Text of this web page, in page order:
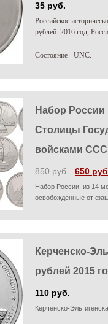
35 руб.
Российское
рублей. 2016 год,
Состояние - UNC.
Набор России
Столицы
войсками
850 руб. 650
Набор России из 14
освобожденные от
Керченско-
рублей 2015
110 руб.
Керченско-